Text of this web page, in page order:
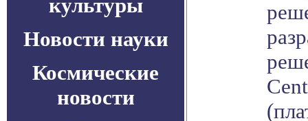
культуры
Новости науки
Космические
новости